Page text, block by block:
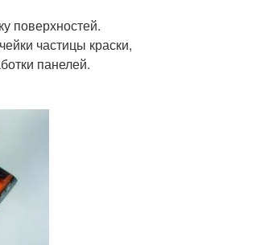
поверхностей.
частицы краски,
панелей.